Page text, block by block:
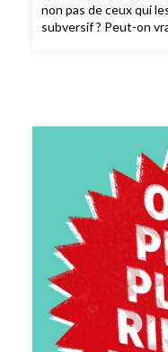
non pas de ceux qui
subversif ? Peut-on
autrice de l’essai
deux parus chez
rien dire est un
Duportail. Réalisation
édition : Charlotte
(musique) et Bonnie
Sébastien Brothier
Joël Ronez. Direction
Direction générale :